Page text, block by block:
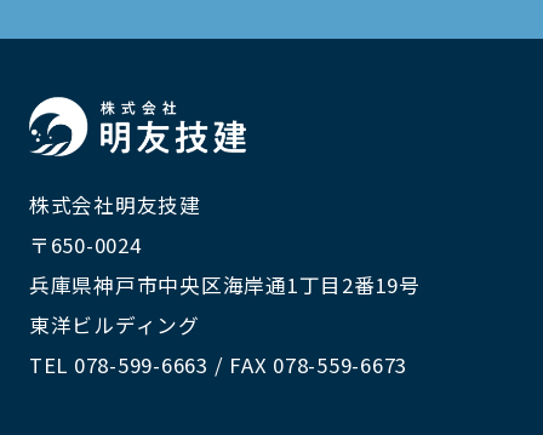
株式会社明友技建
〒650-0024
兵庫県神戸市中央区海岸通1丁目2番19号
東洋ビルディング
TEL 078-599-6663 / FAX 078-559-6673